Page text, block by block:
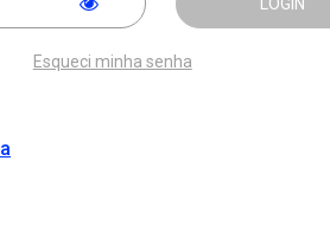
Esqueci minha senha